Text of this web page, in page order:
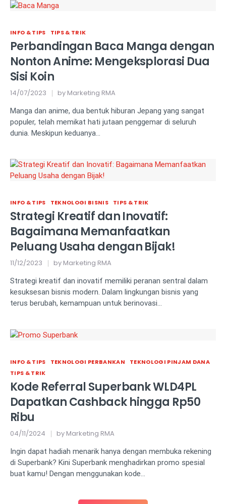
INFO & TIPS TIPS & TRIK
Perbandingan Baca Manga dengan
Nonton Anime: Mengeksplorasi Dua
Sisi Koin
14/07/2023 by Marketing RMA
Manga dan anime, dua bentuk hiburan Jepang yang sangat
populer, telah memikat hati jutaan penggemar di seluruh
dunia. Meskipun keduanya…
INFO & TIPS TEKNOLOGI BISNIS TIPS & TRIK
Strategi Kreatif dan Inovatif:
Bagaimana Memanfaatkan
Peluang Usaha dengan Bijak!
11/12/2023 by Marketing RMA
Strategi kreatif dan inovatif memiliki peranan sentral dalam
kesuksesan bisnis modern. Dalam lingkungan bisnis yang
terus berubah, kemampuan untuk berinovasi…
INFO & TIPS TEKNOLOGI PERBANKAN
TEKNOLOGI PINJAM DANA
TIPS & TRIK
Kode Referral Superbank WLD4PL
Dapatkan Cashback hingga Rp50
Ribu
04/11/2024 by Marketing RMA
Ingin dapat hadiah menarik hanya dengan membuka rekening
di Superbank? Kini Superbank menghadirkan promo spesial
buat kamu! Dengan menggunakan kode…